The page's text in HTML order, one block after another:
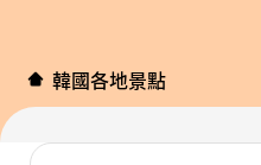
韓國各地景點